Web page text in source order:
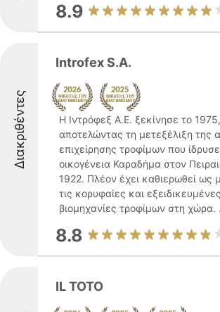
8.9
Διακριθέντες
Introfex S.A.
Η Ιντρόφεξ Α.Ε. ξεκίνησε το 1975,
αποτελώντας τη μετεξέλιξη της
επιχείρησης τροφίμων που
οικογένεια Καραδήμα στον
1922. Πλέον έχει καθιερωθεί ως
τις κορυφαίες και εξειδικευμένες
βιομηχανίες τροφίμων στη χώρα.
8.8
IL TOTO